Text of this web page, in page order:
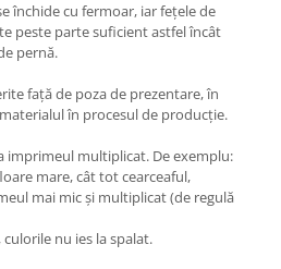
închide cu fermoar, iar fețele de
peste parte suficient astfel încât
pernă.
față de poza de prezentare, în
în procesul de producție.
imprimeul multiplicat. De exemplu:
mare, cât tot cearceaful,
mai mic și multiplicat (de regulă
nu ies la spalat.